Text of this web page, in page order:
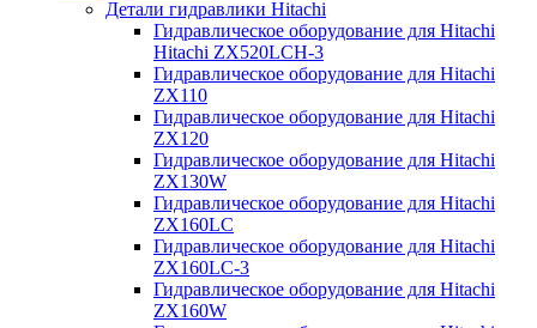
Детали гидравлики Hitachi
Гидравлическое оборудование для Hitachi
Hitachi ZX520LCH-3
Гидравлическое оборудование для Hitachi
ZX110
Гидравлическое оборудование для Hitachi
ZX120
Гидравлическое оборудование для Hitachi
ZX130W
Гидравлическое оборудование для Hitachi
ZX160LC
Гидравлическое оборудование для Hitachi
ZX160LC-3
Гидравлическое оборудование для Hitachi
ZX160W